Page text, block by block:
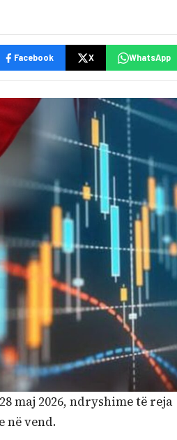
Facebook X WhatsApp
maj 2026, ndryshime të reja
në vend.